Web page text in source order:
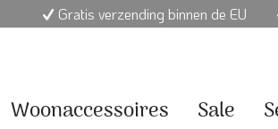
Gratis verzending binnen de EU
Woonaccessoires Sale